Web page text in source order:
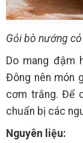
Gỏi bò nướng
Do mang đậm
Đông nên món
cơm trắng. Để
chuẩn bị các
Nguyên liệu: